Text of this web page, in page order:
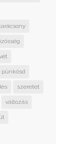
pünkösd
szeretet
változás